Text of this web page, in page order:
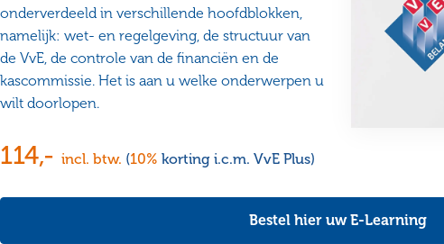
onderverdeeld in verschillende hoofdblokken,
namelijk: wet- en regelgeving, de structuur van
de VvE, de controle van de financiën en de
kascommissie. Het is aan u welke onderwerpen u
wilt doorlopen.
114,- incl. btw. (10% korting i.c.m. VvE Plus)
Bestel hier uw E-Learning